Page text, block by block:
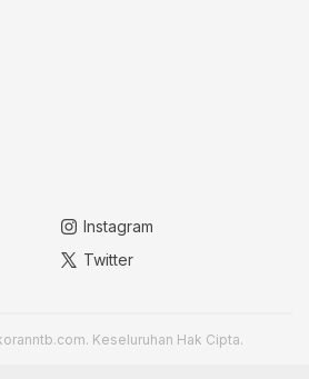
Instagram
Twitter
Keseluruhan Hak Cipta.